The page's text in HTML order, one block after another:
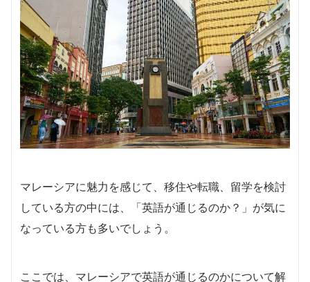
マレーシアに魅力を感じて、移住や転職、留学を検討
している方の中には、「英語が通じるのか？」が気に
なっている方も多いでしょう。
ここでは、マレーシアで英語が通じるのかについて解